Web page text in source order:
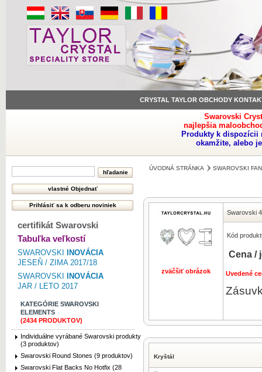
CRYSTAL TAYLOR OBCHODY
Swarovski
najlepšia
Produkty k dispozícii
okamžite, alebo
certifikát Swarovski
Tabuľka veľkostí
SWAROVSKI
INOVÁCIA
JESEŇ / ZIMA 2017/18
SWAROVSKI
INOVÁCIA
JAR / LETO 2017
KATEGÓRIE SWAROVSKI
ELEMENTS
(2434 PRODUKTOV)
Individuálne vyrábané Swarovski produkty
(3 produktov)
Swarovski Round Stones (9 produktov)
Swarovski Flat Backs No Hotfix (28
ÚVODNÁ STRÁNKA SWAROVSKI
zväčšiť obrázok
Swarovski
Kód
Cena /
Uvedené
Kryštál